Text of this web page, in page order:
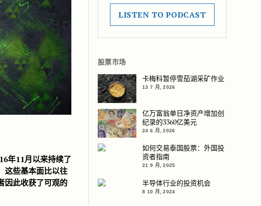
年11月以来持续了
这些基本面比以往
因此收获了可观的
LISTEN TO PODCAST
股票市场
卡梅科暂停雪茄湖采矿作业
13 7 月, 2026
亿万富翁单日净资产增加创
纪录的3360亿美元
24 6 月, 2026
如何交易泰国股票：外国投
资者指南
21 9 月, 2025
半导体行业的投资机会
8 10 月, 2024